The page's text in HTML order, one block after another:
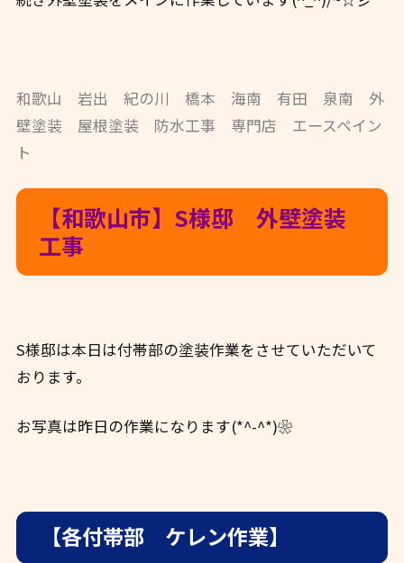
和歌山 岩出 紀の川 橋本 海南 有田 泉南 外
壁塗装 屋根塗装 防水工事 専門店 エースペイン
ト
【和歌山市】S様邸 外壁塗装
工事
S様邸は本日は付帯部の塗装作業をさせていただいて
おります。
お写真は昨日の作業になります(*^-^*)❀
【各付帯部 ケレン作業】